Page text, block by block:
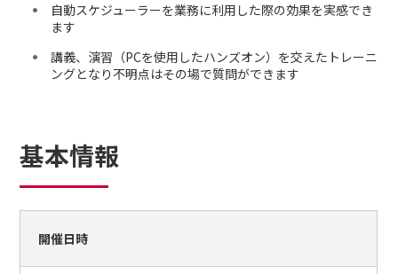
自動スケジューラーを業務に利用した際の効果を実感でき
ます
講義、演習（PCを使用したハンズオン）を交えたトレーニ
ングとなり不明点はその場で質問ができます
基本情報
開催日時